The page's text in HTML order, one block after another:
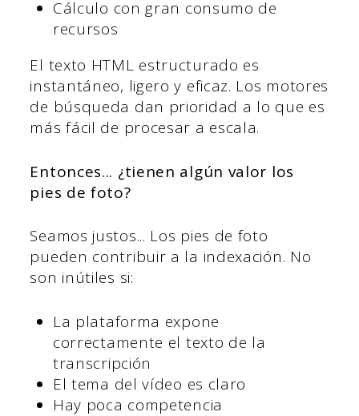
Cálculo con gran consumo de
recursos
El texto HTML estructurado es
instantáneo, ligero y eficaz. Los motores
de búsqueda dan prioridad a lo que es
más fácil de procesar a escala.
Entonces... ¿tienen algún valor los
pies de foto?
Seamos justos... Los pies de foto
pueden contribuir a la indexación. No
son inútiles si:
La plataforma expone
correctamente el texto de la
transcripción
El tema del vídeo es claro
Hay poca competencia